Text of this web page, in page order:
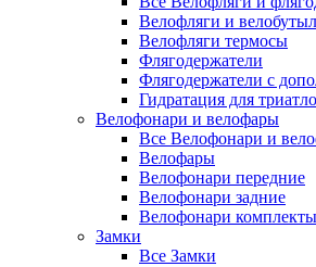
Велофляги и
Велофляги термосы
Флягодержатели
Флягодержатели с
Гидратация для
Велофонари и велофары
Все Велофонари и
Велофары
Велофонари передние
Велофонари задние
Велофонари комплекты
Замки
Все Замки